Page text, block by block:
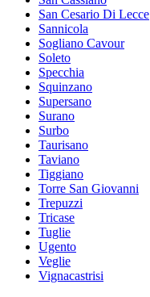
San Cesario Di Lecce
Sannicola
Sogliano Cavour
Soleto
Specchia
Squinzano
Supersano
Surano
Surbo
Taurisano
Taviano
Tiggiano
Torre San Giovanni
Trepuzzi
Tricase
Tuglie
Ugento
Veglie
Vignacastrisi